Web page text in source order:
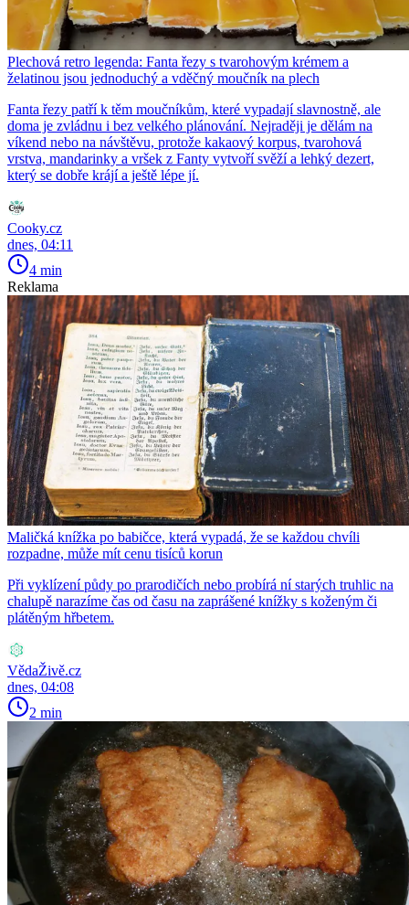
Plechová retro legenda: Fanta řezy s tvarohovým krémem a
želatinou jsou jednoduchý a vděčný moučník na plech
Fanta řezy patří k těm moučníkům, které vypadají slavnostně, ale
doma je zvládnu i bez velkého plánování. Nejraději je dělám na
víkend nebo na návštěvu, protože kakaový korpus, tvarohová
vrstva, mandarinky a vršek z Fanty vytvoří svěží a lehký dezert,
který se dobře krájí a ještě lépe jí.
Cooky.cz
dnes, 04:11
4 min
Reklama
Maličká knížka po babičce, která vypadá, že se každou chvíli
rozpadne, může mít cenu tisíců korun
Při vyklízení půdy po prarodičích nebo probírá ní starých truhlic na
chalupě narazíme čas od času na zaprášené knížky s koženým či
plátěným hřbetem.
VědaŽivě.cz
dnes, 04:08
2 min